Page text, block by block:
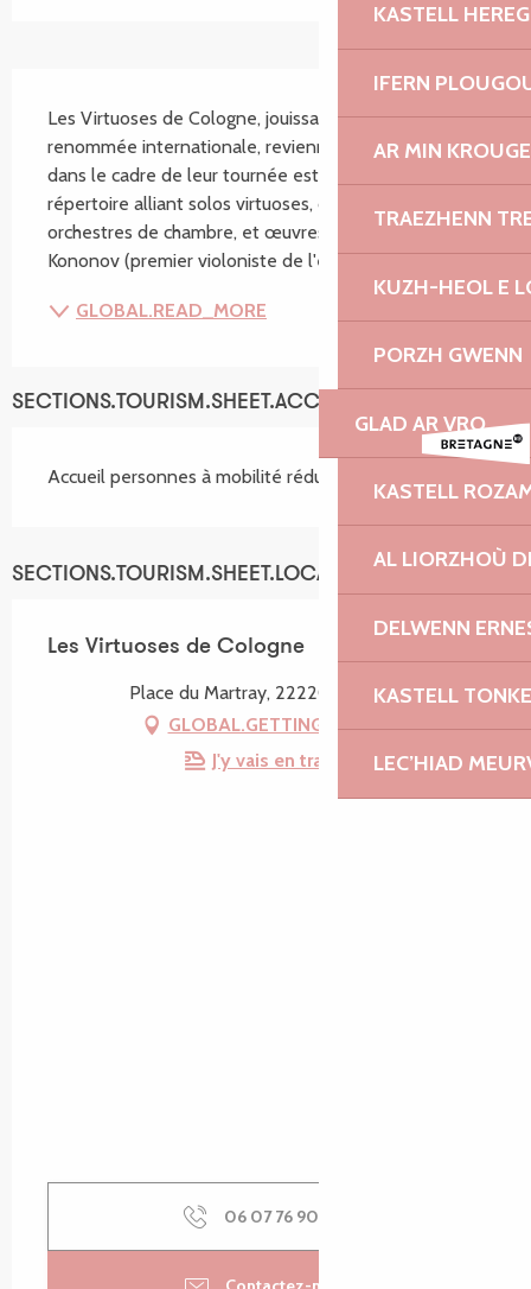
KASTELL HEREG
IFERN
AR MIN
TRAEZHENN
KUZH-HEOL E
PORZH GWENN
GLAD AR VRO
KASTELL
AL LIORZHOÙ
DELWENN
KASTELL
LEC’HIAD
SECTIONS.TOURISM.SHEET.DESCRIPTION
Les Virtuoses de Cologne, jouissant désormais d’une
renommée internationale, reviennent à Tréguier
dans le cadre de leur tournée estivale avec un
répertoire alliant solos virtuoses, œuvres pour
orchestres de chambre, et œuvres sacrales. Artiom
Kononov (premier violoniste de l'ensemble) vous...
GLOBAL.READ_MORE
SECTIONS.TOURISM.SHEET.ACCESSIBILITY_SERVICES
Accueil personnes à mobilité réduite
SECTIONS.TOURISM.SHEET.LOCATION
Les Virtuoses de Cologne
Place du Martray, 22220 Tréguier
GLOBAL.GETTING_THERE
J'y vais en train !
06 07 76 90